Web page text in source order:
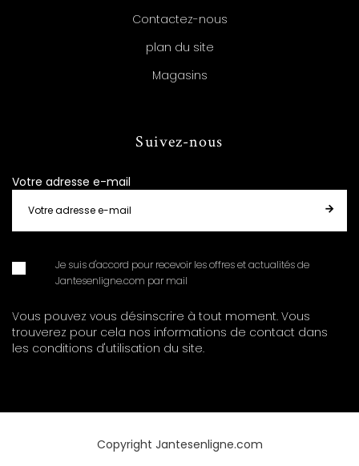
Contactez-nous
plan du site
Magasins
Suivez-nous
Votre adresse e-mail
Je suis d'accord pour recevoir les offres et actualités de
Jantesenligne.com par mail
Vous pouvez vous désinscrire à tout moment. Vous
trouverez pour cela nos informations de contact dans
les conditions d'utilisation du site.
Copyright Jantesenligne.com